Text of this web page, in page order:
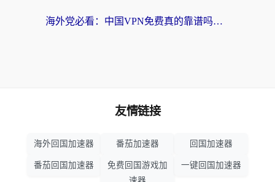
海外党必看：中国VPN免费真的靠谱吗？手把手教你选对回国加速器
友情链接
海外回国加速器 番茄加速器 回国加速器
番茄回国加速器
免费回国游戏加
一键回国加速器